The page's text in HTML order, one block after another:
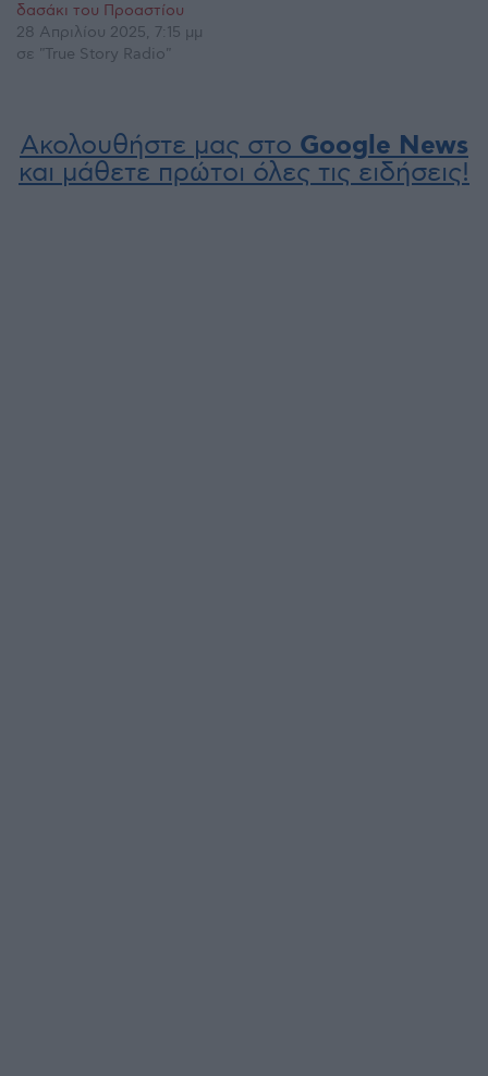
δασάκι του Προαστίου
28 Απριλίου 2025, 7:15 μμ
σε "True Story Radio"
Ακολουθήστε μας στο Google News
και μάθετε πρώτοι όλες τις ειδήσεις!